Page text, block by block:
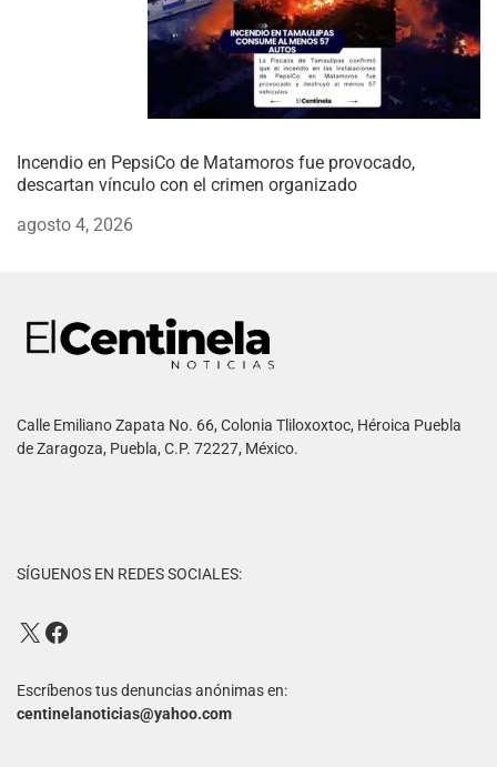
Incendio en PepsiCo de Matamoros fue provocado,
descartan vínculo con el crimen organizado
agosto 4, 2026
Calle Emiliano Zapata No. 66, Colonia Tliloxoxtoc, Héroica Puebla
de Zaragoza, Puebla, C.P. 72227, México.
SÍGUENOS EN REDES SOCIALES:
Escríbenos tus denuncias anónimas en:
centinelanoticias@yahoo.com